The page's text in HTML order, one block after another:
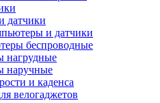
датчики
и датчики
беспроводные
нагрудные
наручные
и каденса
велогаджетов